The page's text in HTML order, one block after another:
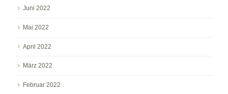
Juni 2022
Mai 2022
April 2022
März 2022
Februar 2022